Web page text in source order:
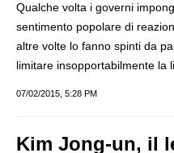
Qualche volta i governi
sentimento popolare di
altre volte lo fanno spinti da
limitare insopportabilmente la
07/02/2015, 5:28 PM
Kim Jong-un, il